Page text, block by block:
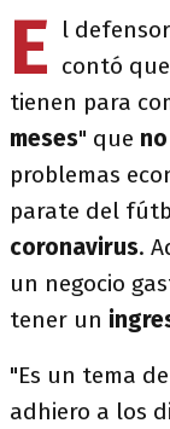
E l
contó
tienen para
meses" que
problemas
parate del
coronavirus.
un negocio
tener un
"Es un tema
adhiero a los